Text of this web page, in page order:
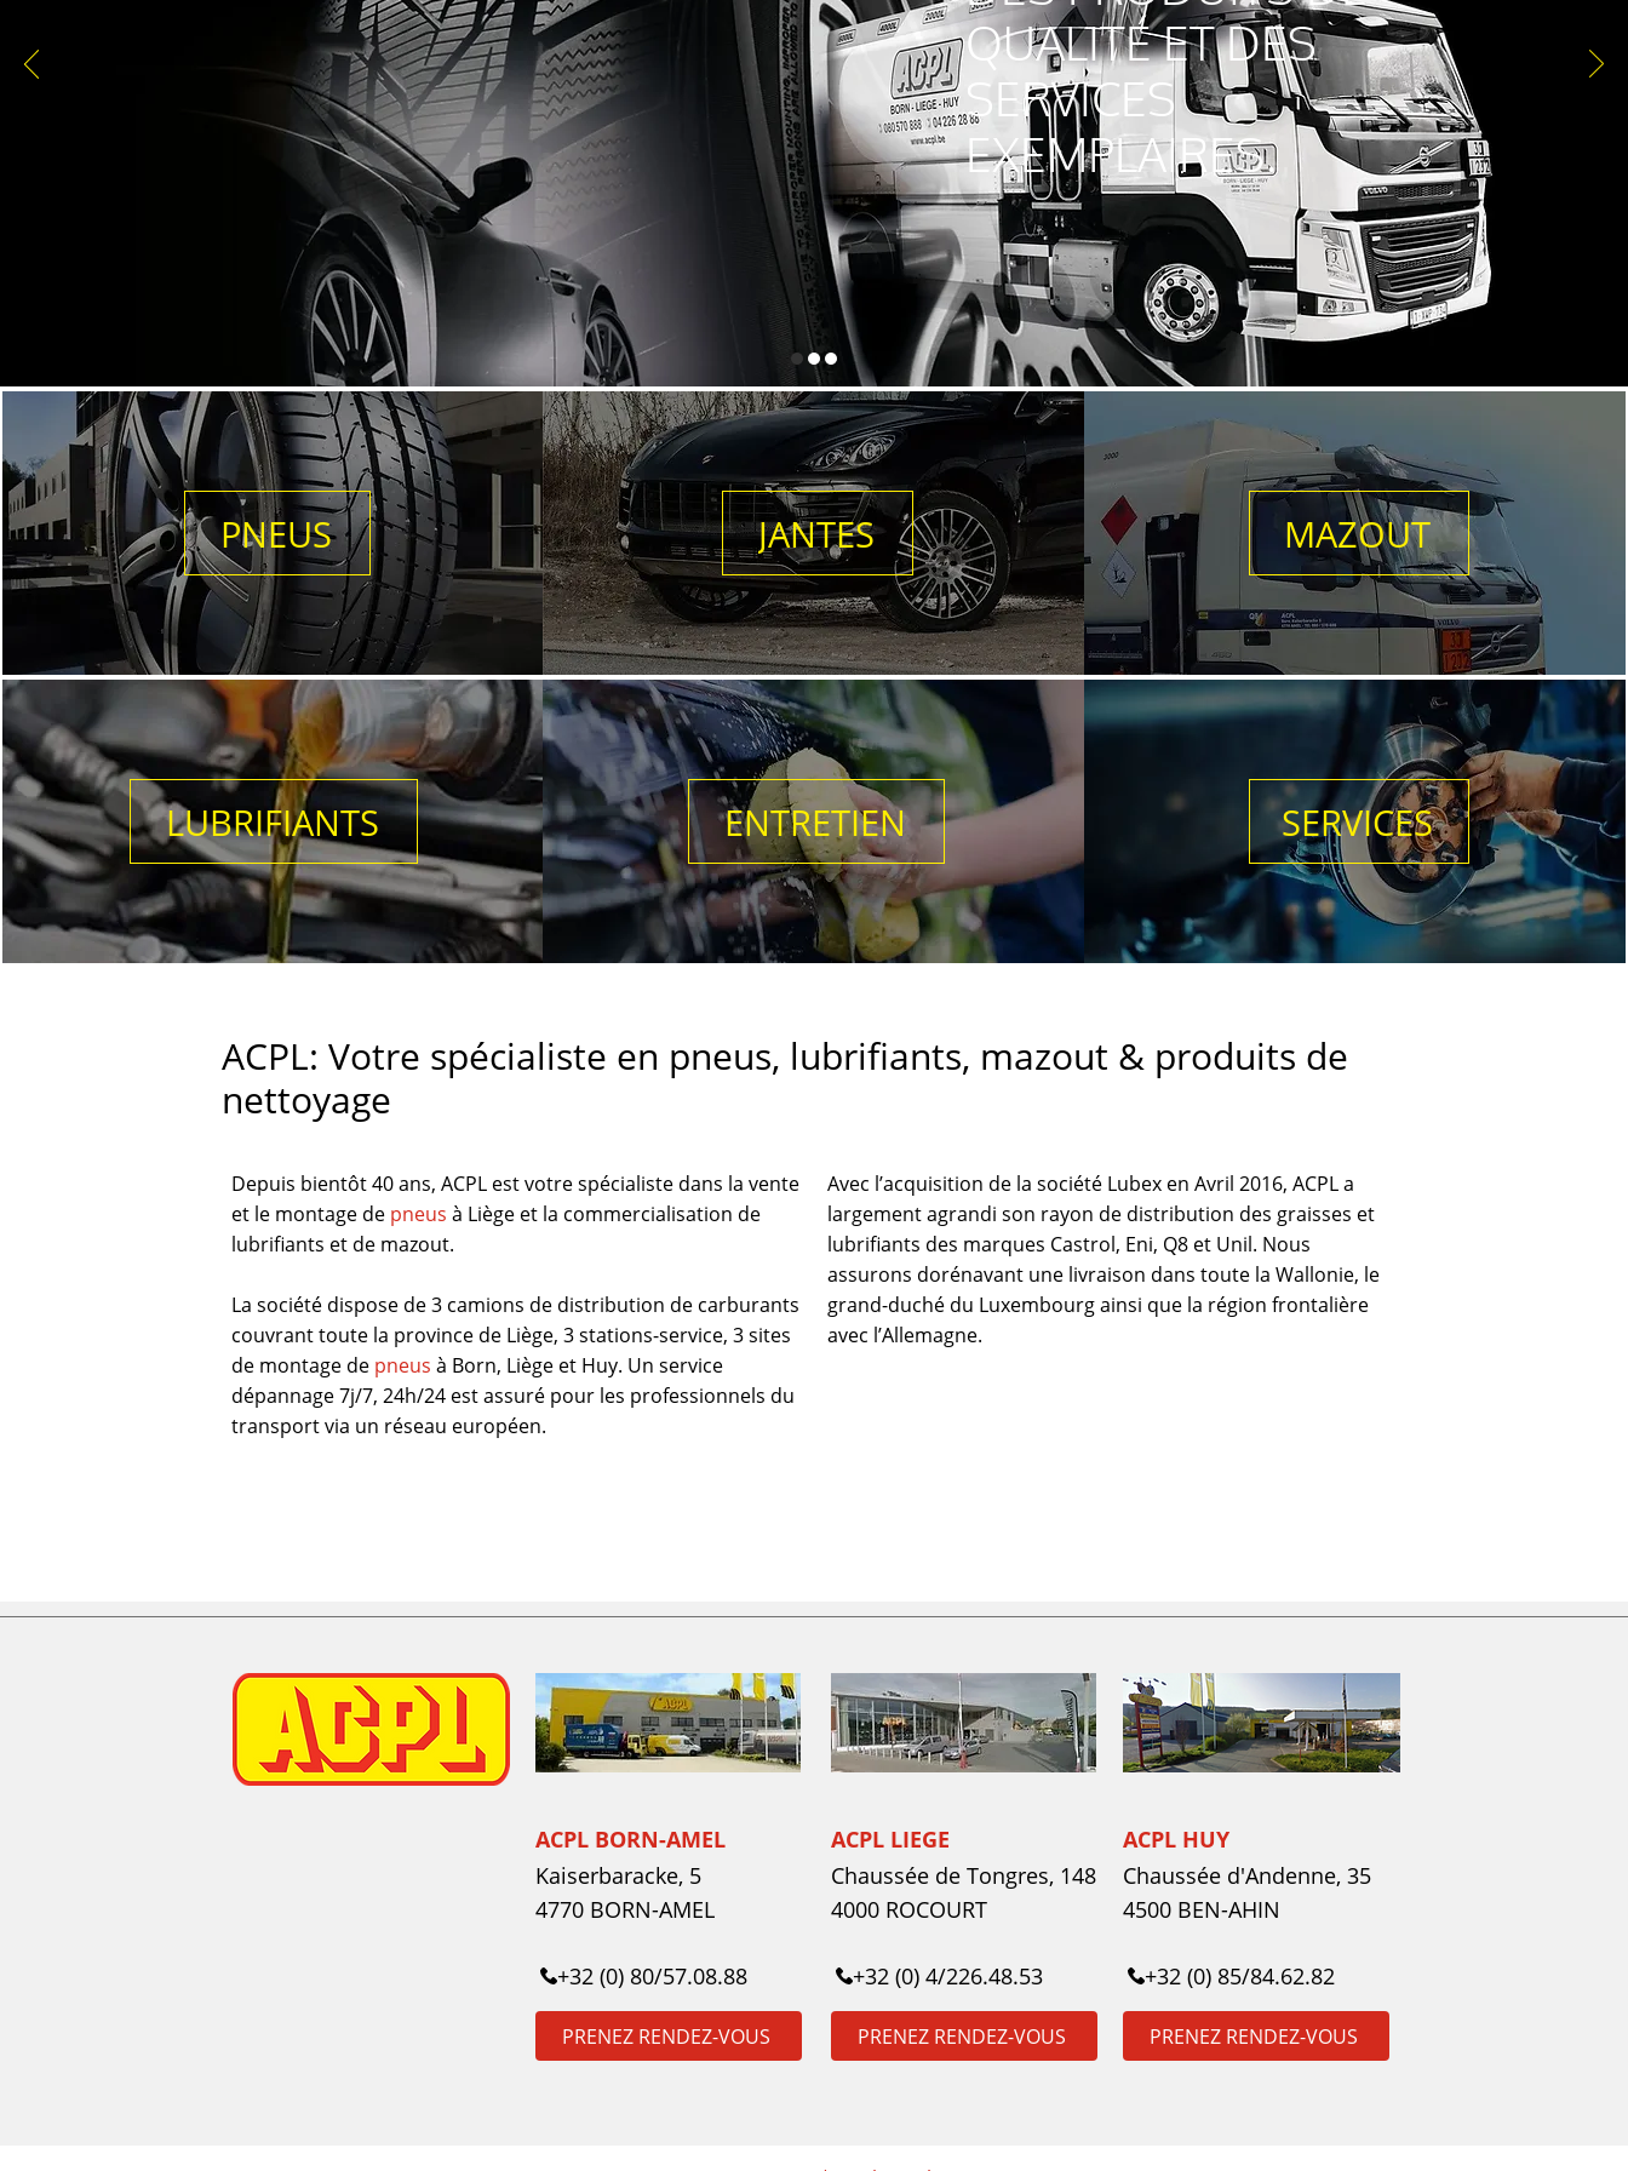
QUALITÉ ET DES
SERVICES
EXEMPLAIRES.
PNEUS JANTES MAZOUT
LUBRIFIANTS ENTRETIEN SERVICES
ACPL: Votre spécialiste en pneus, lubrifiants, mazout & produits de
nettoyage
Depuis bientôt 40 ans, ACPL est votre spécialiste dans la vente
et le montage de pneus à Liège et la commercialisation de
lubrifiants et de mazout.
La société dispose de 3 camions de distribution de carburants
couvrant toute la province de Liège, 3 stations-service, 3 sites
de montage de pneus à Born, Liège et Huy. Un service
dépannage 7j/7, 24h/24 est assuré pour les professionnels du
transport via un réseau européen.
Avec l’acquisition de la société Lubex en Avril 2016, ACPL a
largement agrandi son rayon de distribution des graisses et
lubrifiants des marques Castrol, Eni, Q8 et Unil. Nous
assurons dorénavant une livraison dans toute la Wallonie, le
grand-duché du Luxembourg ainsi que la région frontalière
avec l’Allemagne.
ACPL BORN-AMEL
Kaiserbaracke, 5
4770 BORN-AMEL
+32 (0) 80/57.08.88
PRENEZ RENDEZ-VOUS
ACPL LIEGE
Chaussée de Tongres, 148
4000 ROCOURT
+32 (0) 4/226.48.53
PRENEZ RENDEZ-VOUS
ACPL HUY
Chaussée d'Andenne, 35
4500 BEN-AHIN
+32 (0) 85/84.62.82
PRENEZ RENDEZ-VOUS